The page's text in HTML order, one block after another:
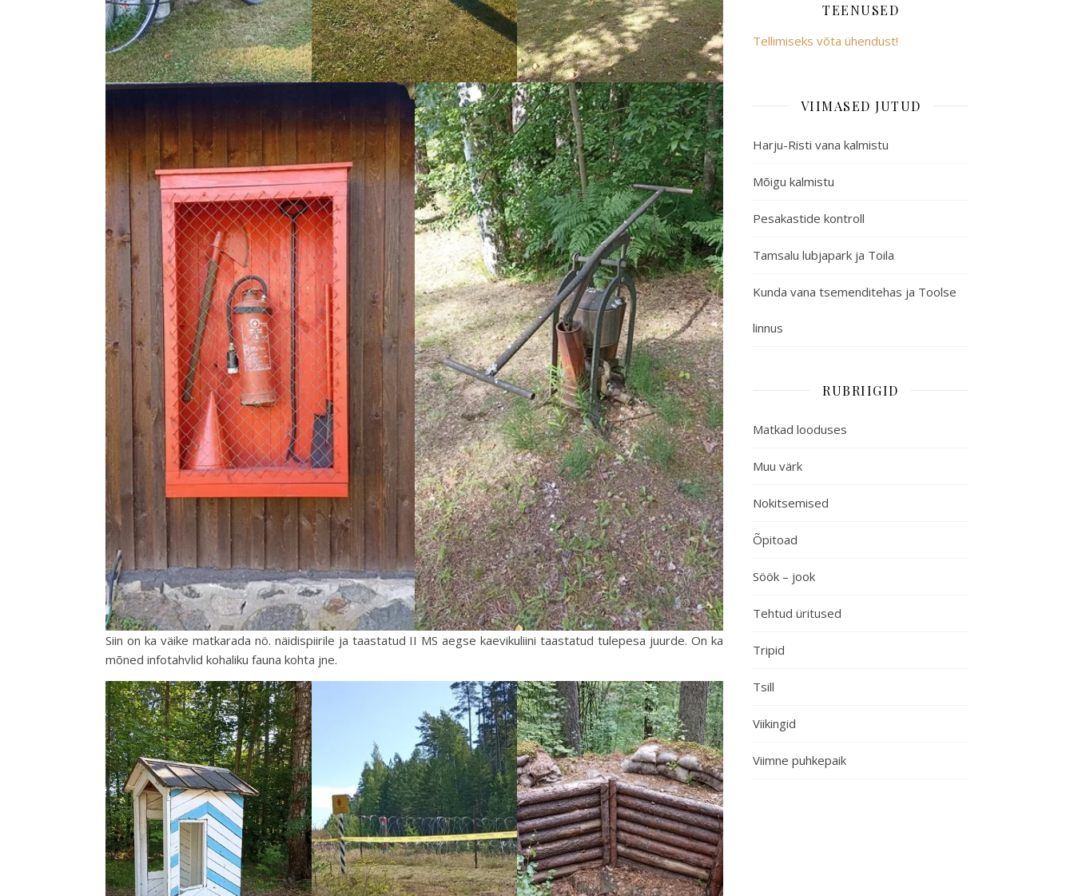
Siin on ka väike matkarada nö. näidispiirile ja taastatud II MS aegse kaevikuliini taastatud tulepesa juurde. On ka
mõned infotahvlid kohaliku fauna kohta jne.
TEENUSED
Tellimiseks võta ühendust!
VIIMASED JUTUD
Harju-Risti vana kalmistu
Mõigu kalmistu
Pesakastide kontroll
Tamsalu lubjapark ja Toila
Kunda vana tsemenditehas ja Toolse
linnus
RUBRIIGID
Matkad looduses
Muu värk
Nokitsemised
Õpitoad
Söök – jook
Tehtud üritused
Tripid
Tsill
Viikingid
Viimne puhkepaik